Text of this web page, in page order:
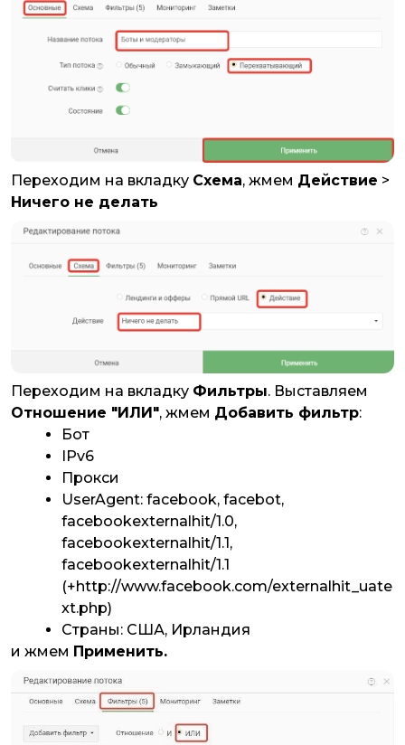
Переходим на вкладку Схема, жмем Действие >
Ничего не делать
Переходим на вкладку Фильтры. Выставляем
Отношение "ИЛИ", жмем Добавить фильтр:
Бот
IPv6
Прокси
UserAgent: facebook, facebot,
facebookexternalhit/1.0,
facebookexternalhit/1.1,
facebookexternalhit/1.1
(+http://www.facebook.com/externalhit_uate
xt.php)
Страны: США, Ирландия
и жмем Применить.